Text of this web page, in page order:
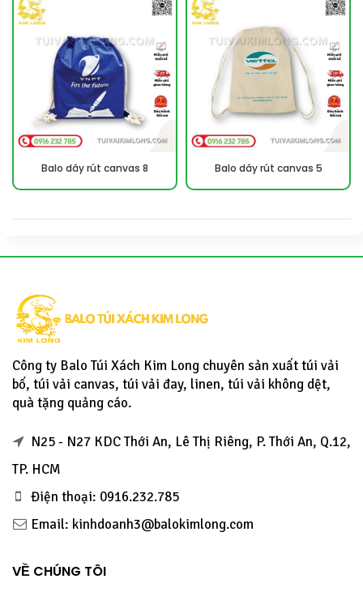
Balo dây rút canvas 8 Balo dây rút canvas 5
Công ty Balo Túi Xách Kim Long chuyên sản xuất túi vải
bố, túi vải canvas, túi vải đay, linen, túi vải không dệt,
quà tặng quảng cáo.
N25 - N27 KDC Thới An, Lê Thị Riêng, P. Thới An, Q.12,
TP. HCM
Điện thoại: 0916.232.785
Email: kinhdoanh3@balokimlong.com
VỀ CHÚNG TÔI